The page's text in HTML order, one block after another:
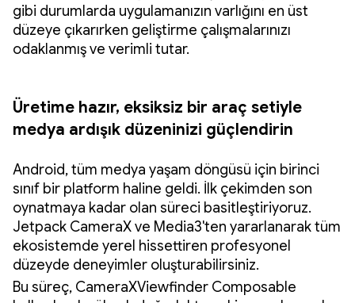
gibi durumlarda uygulamanızın varlığını en üst
düzeye çıkarırken geliştirme çalışmalarınızı
odaklanmış ve verimli tutar.
Üretime hazır, eksiksiz bir araç setiyle
medya ardışık düzeninizi güçlendirin
Android, tüm medya yaşam döngüsü için birinci
sınıf bir platform haline geldi. İlk çekimden son
oynatmaya kadar olan süreci basitleştiriyoruz.
Jetpack CameraX ve Media3'ten yararlanarak tüm
ekosistemde yerel hissettiren profesyonel
düzeyde deneyimler oluşturabilirsiniz.
Bu süreç, CameraXViewfinder Composable